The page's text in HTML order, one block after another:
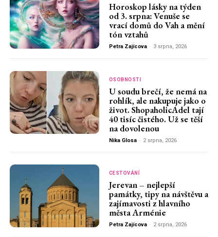
Horoskop lásky na týden
od 3. srpna: Venuše se
vrací domů do Vah a mění
tón vztahů
Petra Zajícova - 3 srpna, 2026
OSOBNOSTI
U soudu brečí, že nemá na
rohlík, ale nakupuje jako o
život. ShopaholicAdel tají
40 tisíc čistého. Už se těší
na dovolenou
Nika Glosa - 2 srpna, 2026
CESTOVÁNÍ
Jerevan – nejlepší
památky, tipy na návštěvu a
zajímavosti z hlavního
města Arménie
Petra Zajícova - 2 srpna, 2026